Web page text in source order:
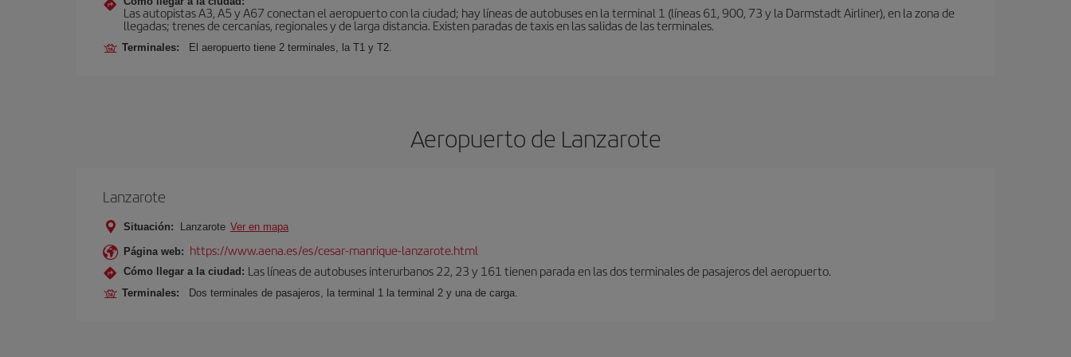
Las autopistas A3, A5 y A67 conectan el aeropuerto con la ciudad; hay líneas de autobuses en la terminal 1 (líneas 61, 900, 73 y la Darmstadt Airliner), en la zona de
llegadas; trenes de cercanías, regionales y de larga distancia. Existen paradas de taxis en las salidas de las terminales.
Terminales: El aeropuerto tiene 2 terminales, la T1 y T2.
Aeropuerto de Lanzarote
Lanzarote
Situación: Lanzarote Ver en mapa
Página web: https://www.aena.es/es/cesar-manrique-lanzarote.html
Cómo llegar a la ciudad: Las líneas de autobuses interurbanos 22, 23 y 161 tienen parada en las dos terminales de pasajeros del aeropuerto.
Terminales: Dos terminales de pasajeros, la terminal 1 la terminal 2 y una de carga.